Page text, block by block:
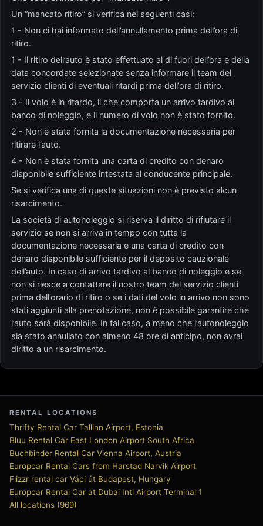
Un “mancato ritiro” si verifica nei seguenti casi:
1 - Non ci hai informato dell’annullamento prima dell’ora di
ritiro.
1 - Il ritiro dell’auto è stato effettuato al di fuori dell’ora e della
data concordate selezionate senza informare il team del
servizio clienti di eventuali ritardi prima dell’ora di ritiro.
3 - Il volo è in ritardo, il che comporta un arrivo tardivo al
banco di noleggio, e il numero di volo non è stato fornito.
2 - Non è stata fornita la documentazione necessaria per
ritirare l’auto.
4 - Non è stata fornita una carta di credito con denaro
disponibile sufficiente intestata al conducente principale.
Se si verifica una di queste situazioni non è previsto alcun
risarcimento.
La società di autonoleggio si riserva il diritto di rifiutare il
servizio se non si arriva in tempo con tutta la
documentazione necessaria e una carta di credito con
denaro disponibile sufficiente per il deposito cauzionale
dell’auto. In caso di arrivo tardivo al banco di noleggio e se
non si riesce a contattare il nostro team del servizio clienti
prima dell’orario di ritiro o se i dati del volo in arrivo non sono
stati aggiunti alla prenotazione, non è possibile garantire che
l’auto sarà disponibile. In tal caso, a meno che l’autonoleggio
sia stato annullato con almeno 48 ore di anticipo, non avrai
diritto a un risarcimento.
RENTAL LOCATIONS
Thrifty Rental Car Tallinn Airport, Estonia
Bluu Rental Car East London Airport South Africa
Buchbinder Rental Car Vienna Airport, Austria
Europcar Rental Cars from Harstad Narvik Airport
Flizzr rental car Váci út Budapest, Hungary
Europcar Rental Car at Dubai Intl Airport Terminal 1
All locations (969)